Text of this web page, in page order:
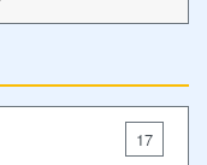
17